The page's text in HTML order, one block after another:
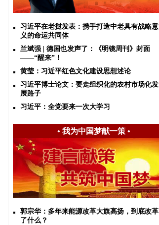
习近平在老挝发表：携手打造中老具有战略意
义的命运共同体
兰斌强 | 德国也发声了：《明镜周刊》封面
——“醒来”！
黄莹：习近平红色文化建设思想述论
习近平博士论文：要走组织化的农村市场化发
展路子
习近平：全党要来一次大学习
• 我为中国梦献一策•
郭宗华：多年来能源改革大旗高扬，到底改革
了什么？